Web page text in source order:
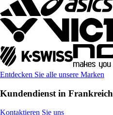
Entdecken Sie alle unsere Marken
Kundendienst in Frankreich
Kontaktieren Sie uns